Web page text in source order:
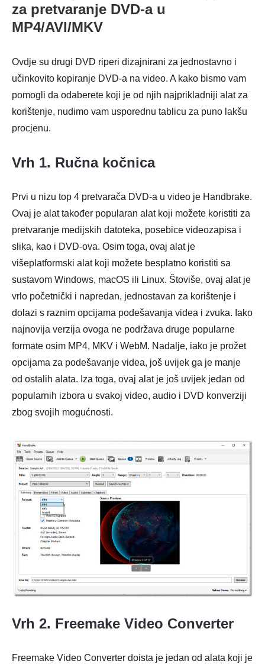
za pretvaranje DVD-a u
MP4/AVI/MKV
Ovdje su drugi DVD riperi dizajnirani za jednostavno i
učinkovito kopiranje DVD-a na video. A kako bismo vam
pomogli da odaberete koji je od njih najprikladniji alat za
korištenje, nudimo vam usporednu tablicu za puno lakšu
procjenu.
Vrh 1. Ručna kočnica
Prvi u nizu top 4 pretvarača DVD-a u video je Handbrake.
Ovaj je alat također popularan alat koji možete koristiti za
pretvaranje medijskih datoteka, posebice videozapisa i
slika, kao i DVD-ova. Osim toga, ovaj alat je
višeplatformski alat koji možete besplatno koristiti sa
sustavom Windows, macOS ili Linux. Štoviše, ovaj alat je
vrlo početnički i napredan, jednostavan za korištenje i
dolazi s raznim opcijama podešavanja videa i zvuka. Iako
najnovija verzija ovoga ne podržava druge popularne
formate osim MP4, MKV i WebM. Nadalje, iako je prožet
opcijama za podešavanje videa, još uvijek ga je manje
od ostalih alata. Iza toga, ovaj alat je još uvijek jedan od
popularnih izbora u svakoj video, audio i DVD konverziji
zbog svojih mogućnosti.
Vrh 2. Freemake Video Converter
Freemake Video Converter doista je jedan od alata koji je